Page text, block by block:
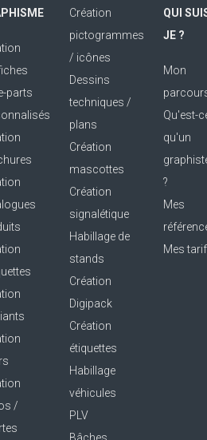
parts
/
Création
pictogrammes
/ icônes
Dessins
techniques /
plans
Création
mascottes
Création
signalétique
Habillage de
stands
Création
Digipack
Création
étiquettes
Habillage
véhicules
PLV
Bâches
QUI
JE ?
Mon
Qu'est-
qu'un
?
Mes
Mes